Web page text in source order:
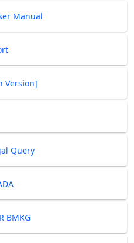
Manual
Version]
Query
BMKG